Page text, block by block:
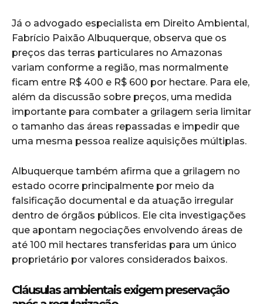
Já o advogado especialista em Direito Ambiental,
Fabrício Paixão Albuquerque, observa que os
preços das terras particulares no Amazonas
variam conforme a região, mas normalmente
ficam entre R$ 400 e R$ 600 por hectare. Para ele,
além da discussão sobre preços, uma medida
importante para combater a grilagem seria limitar
o tamanho das áreas repassadas e impedir que
uma mesma pessoa realize aquisições múltiplas.
Albuquerque também afirma que a grilagem no
estado ocorre principalmente por meio da
falsificação documental e da atuação irregular
dentro de órgãos públicos. Ele cita investigações
que apontam negociações envolvendo áreas de
até 100 mil hectares transferidas para um único
proprietário por valores considerados baixos.
Cláusulas ambientais exigem preservação